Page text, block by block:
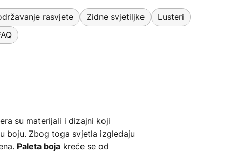
rasvjete Zidne svjetiljke
Lusteri
su materijali i dizajni koji
boju. Zbog toga svjetla izgledaju
Paleta boja kreće se od